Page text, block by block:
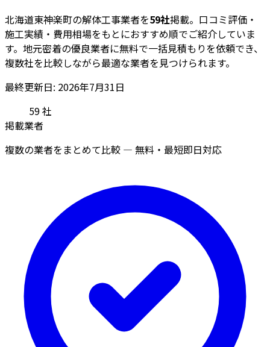
北海道東神楽町の解体工事業者を59社掲載。口コミ評価・
施工実績・費用相場をもとにおすすめ順でご紹介していま
す。地元密着の優良業者に無料で一括見積もりを依頼でき、
複数社を比較しながら最適な業者を見つけられます。
最終更新日: 2026年7月31日
59社
掲載業者
複数の業者をまとめて比較 — 無料・最短即日対応